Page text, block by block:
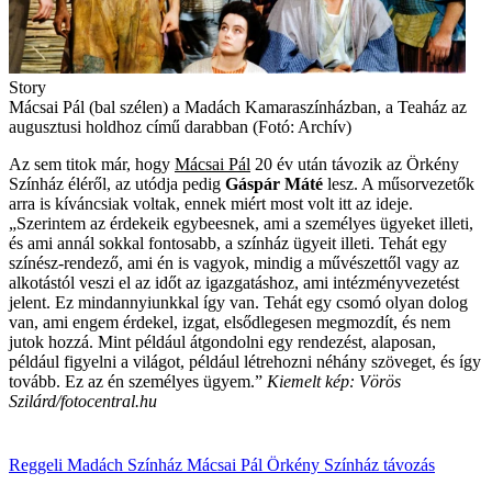
Story
Mácsai Pál (bal szélen) a Madách Kamaraszínházban, a Teaház az
augusztusi holdhoz című darabban (Fotó: Archív)
Az sem titok már, hogy Mácsai Pál 20 év után távozik az Örkény
Színház éléről, az utódja pedig Gáspár Máté lesz. A műsorvezetők
arra is kíváncsiak voltak, ennek miért most volt itt az ideje.
„Szerintem az érdekeik egybeesnek, ami a személyes ügyeket illeti,
és ami annál sokkal fontosabb, a színház ügyeit illeti. Tehát egy
színész-rendező, ami én is vagyok, mindig a művészettől vagy az
alkotástól veszi el az időt az igazgatáshoz, ami intézményvezetést
jelent. Ez mindannyiunkkal így van. Tehát egy csomó olyan dolog
van, ami engem érdekel, izgat, elsődlegesen megmozdít, és nem
jutok hozzá. Mint például átgondolni egy rendezést, alaposan,
például figyelni a világot, például létrehozni néhány szöveget, és így
tovább. Ez az én személyes ügyem.” Kiemelt kép: Vörös
Szilárd/fotocentral.hu
Reggeli Madách Színház Mácsai Pál Örkény Színház távozás